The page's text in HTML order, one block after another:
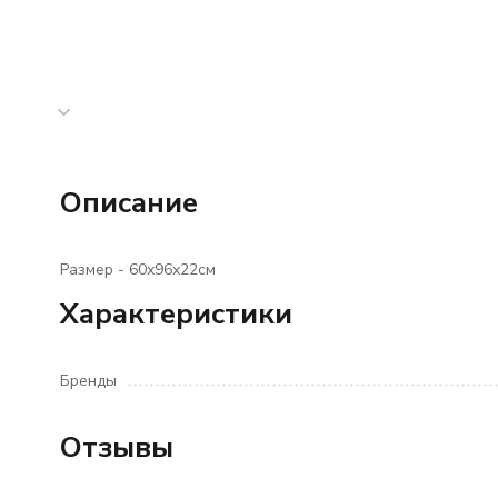
Описание
Размер - 60х96х22см
Характеристики
Бренды
Отзывы